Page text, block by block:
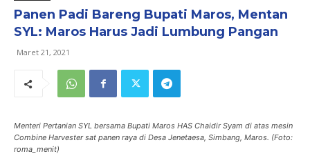
Panen Padi Bareng Bupati Maros, Mentan
SYL: Maros Harus Jadi Lumbung Pangan
Maret 21, 2021
Menteri Pertanian SYL bersama Bupati Maros HAS Chaidir Syam di atas mesin
Combine Harvester sat panen raya di Desa Jenetaesa, Simbang, Maros. (Foto:
roma_menit)